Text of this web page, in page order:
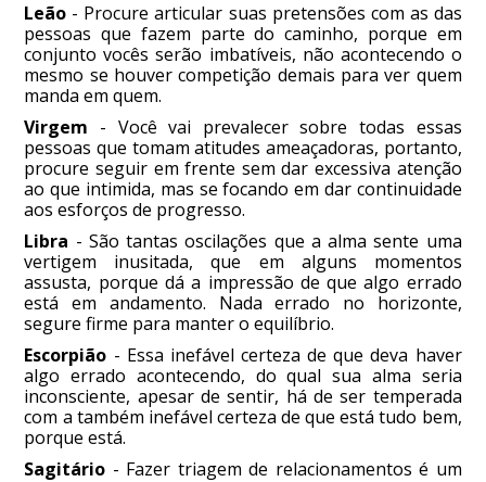
Leão - Procure articular suas pretensões com as das
pessoas que fazem parte do caminho, porque em
conjunto vocês serão imbatíveis, não acontecendo o
mesmo se houver competição demais para ver quem
manda em quem.
Virgem - Você vai prevalecer sobre todas essas
pessoas que tomam atitudes ameaçadoras, portanto,
procure seguir em frente sem dar excessiva atenção
ao que intimida, mas se focando em dar continuidade
aos esforços de progresso.
Libra - São tantas oscilações que a alma sente uma
vertigem inusitada, que em alguns momentos
assusta, porque dá a impressão de que algo errado
está em andamento. Nada errado no horizonte,
segure firme para manter o equilíbrio.
Escorpião - Essa inefável certeza de que deva haver
algo errado acontecendo, do qual sua alma seria
inconsciente, apesar de sentir, há de ser temperada
com a também inefável certeza de que está tudo bem,
porque está.
Sagitário - Fazer triagem de relacionamentos é um